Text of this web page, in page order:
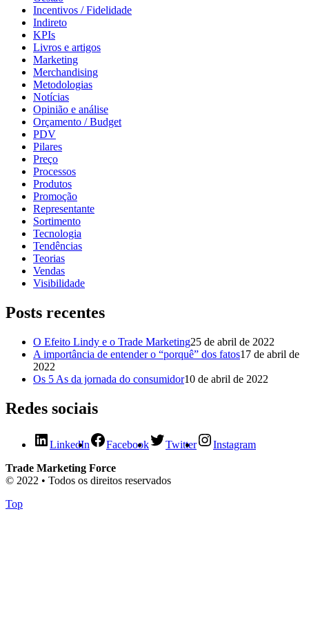
Incentivos / Fidelidade
Indireto
KPIs
Livros e artigos
Marketing
Merchandising
Metodologias
Notícias
Opinião e análise
Orçamento / Budget
PDV
Pilares
Preço
Processos
Produtos
Promoção
Representante
Sortimento
Tecnologia
Tendências
Teorias
Vendas
Visibilidade
Posts recentes
O Efeito Lindy e o Trade Marketing25 de abril de 2022
A importância de entender o “porquê” dos fatos17 de abril de
2022
Os 5 As da jornada do consumidor10 de abril de 2022
Redes sociais
LinkedIn Facebook Twitter
Instagram
Trade Marketing Force
© 2022 • Todos os direitos reservados
Top